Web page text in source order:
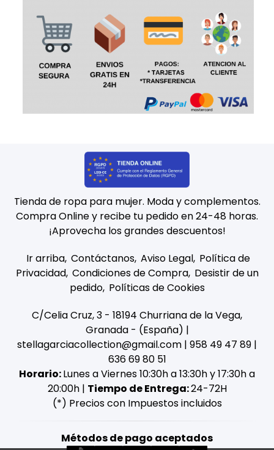
Tienda de ropa para mujer. Moda y complementos.
Compra Online y recibe tu pedido en 24-48 horas.
¡Aprovecha los grandes descuentos!
Ir arriba Contáctanos Aviso Legal Política de
Privacidad Condiciones de Compra Desistir de un
pedido Políticas de Cookies
C/Celia Cruz, 3 - 18194 Churriana de la Vega,
Granada - (España) |
stellagarciacollection@gmail.com | 958 49 47 89 |
636 69 80 51
Horario:Lunes a Viernes 10:30h a 13:30h y 17:30h a
20:00h | Tiempo de Entrega:24-72H
(*) Precios con Impuestos incluidos
Métodos de pago aceptados